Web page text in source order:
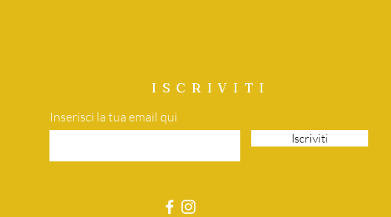
ISCRIVITI
Inserisci la tua email qui
Iscriviti